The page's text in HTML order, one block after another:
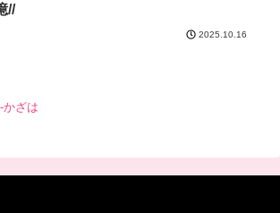
//
2025.10.16
かざは